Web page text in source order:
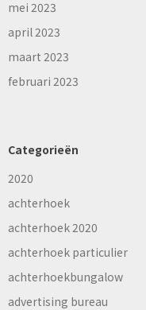
mei 2023
april 2023
maart 2023
februari 2023
Categorieën
2020
achterhoek
achterhoek 2020
achterhoek particulier
achterhoekbungalow
advertising bureau